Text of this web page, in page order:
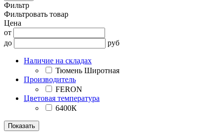
Фильтр
Фильтровать товар
Цена
от
до
руб
Наличие на складах
Тюмень Широтная
Производитель
FERON
Цветовая температура
6400К